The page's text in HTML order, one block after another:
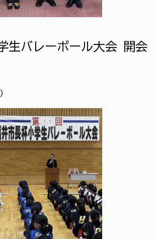
生バレーボール大会 開会